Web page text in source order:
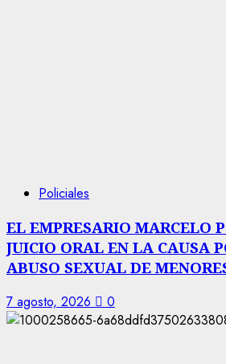
Policiales
EL EMPRESARIO MARCELO
JUICIO ORAL EN LA CAUSA
ABUSO SEXUAL DE
7 agosto, 2026 0